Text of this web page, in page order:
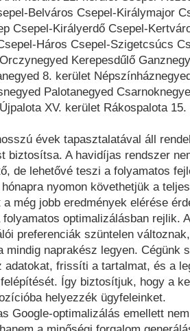
Belváros Csepel-Királymajor
Csepel-Királyerdő Csepel-
Háros Csepel-Szigetcsúcs
Kerepesdűlő
8. kerület
Palotanegyed
XV. kerület Rákospalota
évek tapasztalatával áll
biztosítsa. A havidíjas rendszer
de lehetővé teszi a folyamatos
hónapra nyomon követhetjük a
a még jobb eredmények elérése
optimalizálásban rejlik.
preferenciák szüntelen
mindig naprakész legyen. Cégünk
adatokat, frissíti a tartalmat, és a
Így biztosítjuk, hogy a
helyezzék ügyfeleinket.
Google-optimalizálás emellett